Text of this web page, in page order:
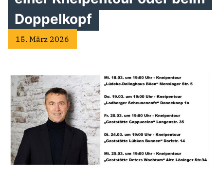
Doppelkopf
15. März 2026